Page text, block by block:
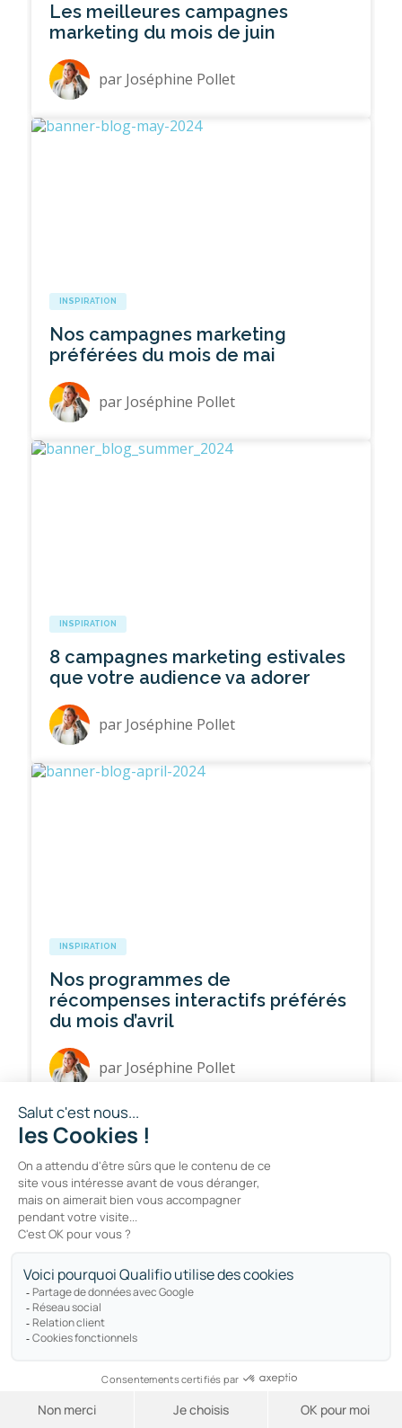
Les meilleures campagnes
marketing du mois de juin
par Joséphine Pollet
INSPIRATION
Nos campagnes marketing
préférées du mois de mai
par Joséphine Pollet
INSPIRATION
8 campagnes marketing estivales
que votre audience va adorer
par Joséphine Pollet
INSPIRATION
Nos programmes de
récompenses interactifs préférés
du mois d’avril
par Joséphine Pollet
INSPIRATION
9 campagnes marketing de
football pour booster
les championnats